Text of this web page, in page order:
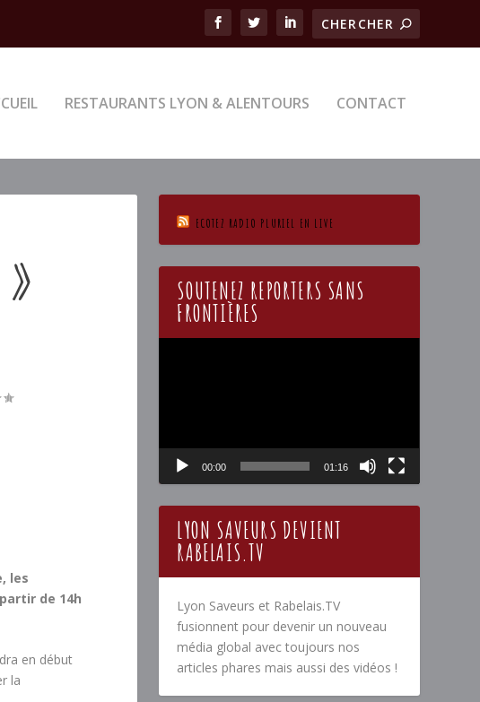
RESTAURANTS LYON & ALENTOURS CONTACT
»
les
de 14h
en début
la
ECOTEZ RADIO PLURIEL EN LIVE
SOUTENEZ REPORTERS SANS
FRONTIÈRES
00:00 01:16
LYON SAVEURS DEVIENT
RABELAIS.TV
Lyon Saveurs et Rabelais.TV
fusionnent pour devenir un nouveau
média global avec toujours nos
articles phares mais aussi des vidéos !